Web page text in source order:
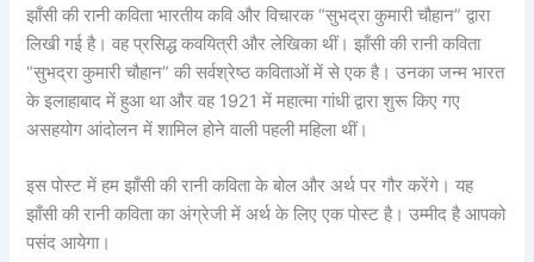
झाँसी की रानी कविता भारतीय कवि और विचारक “सुभद्रा कुमारी चौहान” द्वारा
लिखी गई है। वह प्रसिद्ध कवयित्री और लेखिका थीं। झाँसी की रानी कविता
“सुभद्रा कुमारी चौहान” की सर्वश्रेष्ठ कविताओं में से एक है। उनका जन्म भारत
के इलाहाबाद में हुआ था और वह 1921 में महात्मा गांधी द्वारा शुरू किए गए
असहयोग आंदोलन में शामिल होने वाली पहली महिला थीं।
इस पोस्ट में हम झाँसी की रानी कविता के बोल और अर्थ पर गौर करेंगे। यह
झाँसी की रानी कविता का अंग्रेजी में अर्थ के लिए एक पोस्ट है। उम्मीद है आपको
पसंद आयेगा।